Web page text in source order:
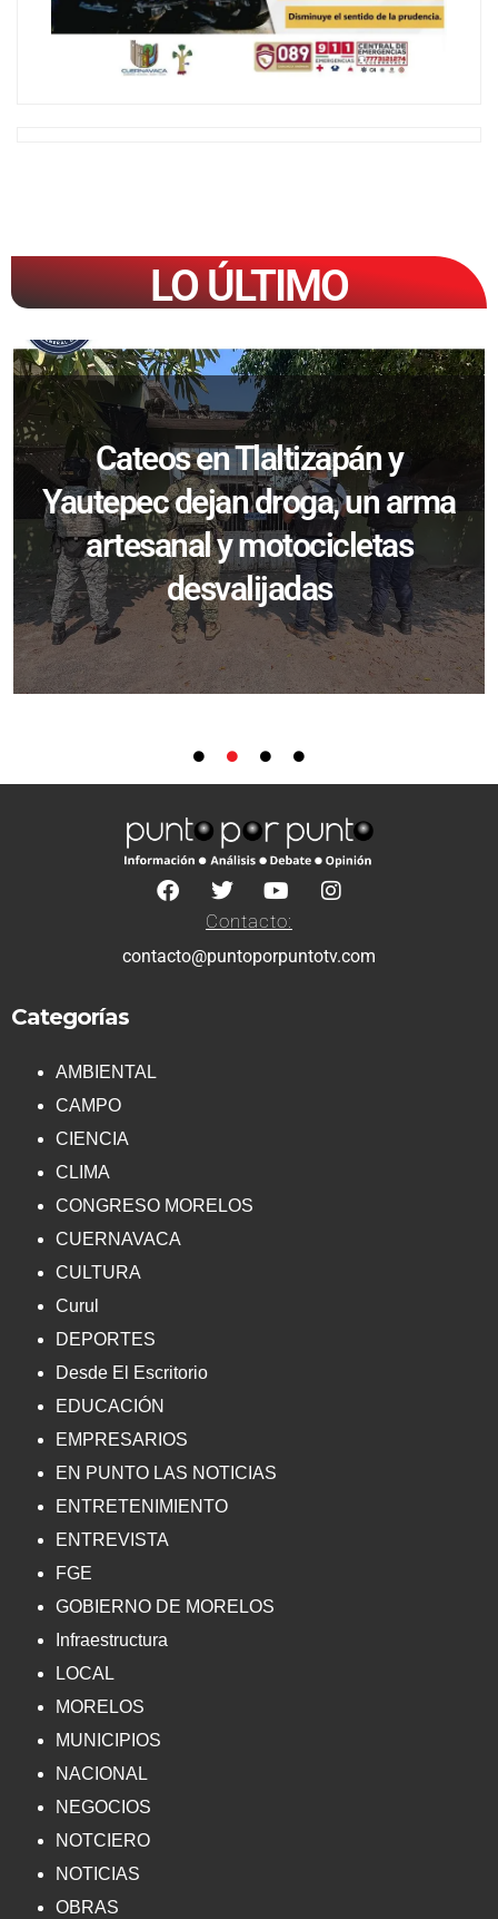
LO ÚLTIMO
Cateos en Tlaltizapán y
Yautepec dejan droga, un arma
artesanal y motocicletas
desvalijadas
Contacto:
contacto@puntoporpuntotv.com
Categorías
AMBIENTAL
CAMPO
CIENCIA
CLIMA
CONGRESO MORELOS
CUERNAVACA
CULTURA
Curul
DEPORTES
Desde El Escritorio
EDUCACIÓN
EMPRESARIOS
EN PUNTO LAS NOTICIAS
ENTRETENIMIENTO
ENTREVISTA
FGE
GOBIERNO DE MORELOS
Infraestructura
LOCAL
MORELOS
MUNICIPIOS
NACIONAL
NEGOCIOS
NOTCIERO
NOTICIAS
OBRAS